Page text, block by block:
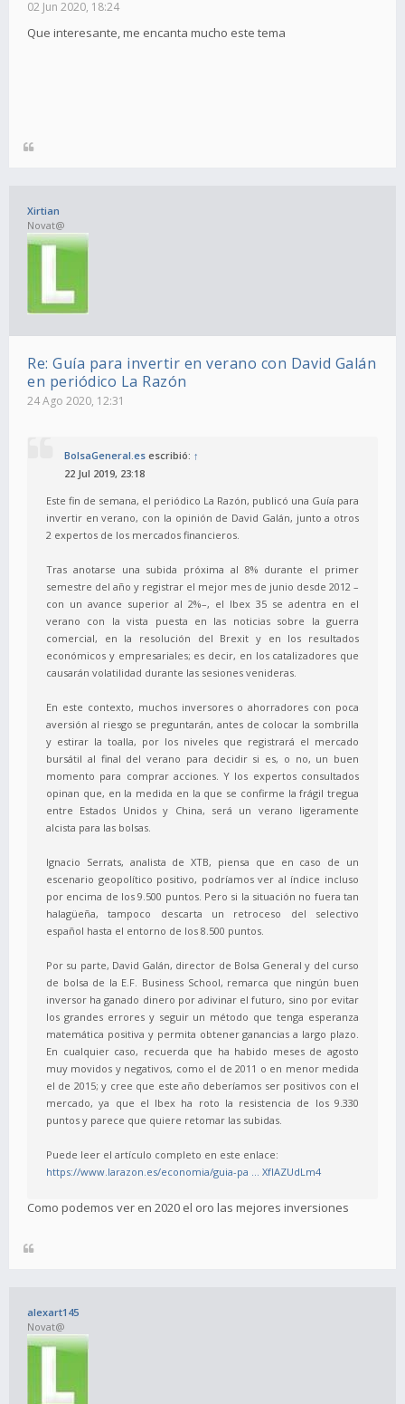
02 Jun 2020, 18:24
Que interesante, me encanta mucho este tema
Xirtian
Novat@
Re: Guía para invertir en verano con David Galán
en periódico La Razón
24 Ago 2020, 12:31
BolsaGeneral.es escribió: ↑
22 Jul 2019, 23:18
Este fin de semana, el periódico La Razón, publicó una Guía para
invertir en verano, con la opinión de David Galán, junto a otros
2 expertos de los mercados financieros.
Tras anotarse una subida próxima al 8% durante el primer
semestre del año y registrar el mejor mes de junio desde 2012 –
con un avance superior al 2%–, el Ibex 35 se adentra en el
verano con la vista puesta en las noticias sobre la guerra
comercial, en la resolución del Brexit y en los resultados
económicos y empresariales; es decir, en los catalizadores que
causarán volatilidad durante las sesiones venideras.
En este contexto, muchos inversores o ahorradores con poca
aversión al riesgo se preguntarán, antes de colocar la sombrilla
y estirar la toalla, por los niveles que registrará el mercado
bursátil al final del verano para decidir si es, o no, un buen
momento para comprar acciones. Y los expertos consultados
opinan que, en la medida en la que se confirme la frágil tregua
entre Estados Unidos y China, será un verano ligeramente
alcista para las bolsas.
Ignacio Serrats, analista de XTB, piensa que en caso de un
escenario geopolítico positivo, podríamos ver al índice incluso
por encima de los 9.500 puntos. Pero si la situación no fuera tan
halagüeña, tampoco descarta un retroceso del selectivo
español hasta el entorno de los 8.500 puntos.
Por su parte, David Galán, director de Bolsa General y del curso
de bolsa de la E.F. Business School, remarca que ningún buen
inversor ha ganado dinero por adivinar el futuro, sino por evitar
los grandes errores y seguir un método que tenga esperanza
matemática positiva y permita obtener ganancias a largo plazo.
En cualquier caso, recuerda que ha habido meses de agosto
muy movidos y negativos, como el de 2011 o en menor medida
el de 2015; y cree que este año deberíamos ser positivos con el
mercado, ya que el Ibex ha roto la resistencia de los 9.330
puntos y parece que quiere retomar las subidas.
Puede leer el artículo completo en este enlace:
https://www.larazon.es/economia/guia-pa ... XfIAZUdLm4
Como podemos ver en 2020 el oro las mejores inversiones
alexart145
Novat@